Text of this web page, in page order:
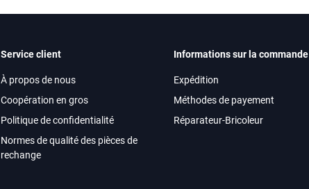
Service client
À propos de nous
Coopération en gros
Politique de confidentialité
Normes de qualité des pièces de
rechange
Informations sur la commande
Expédition
Méthodes de payement
Réparateur-Bricoleur